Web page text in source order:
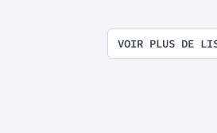
VOIR PLUS DE